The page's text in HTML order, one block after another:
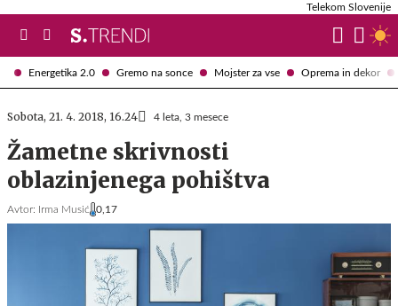
Energetika 2.0 Gremo na sonce Mojster za vse Oprema in dekor
Telekom Slovenije
Sobota, 21. 4. 2018, 16.24 4 leta, 3 mesece
Žametne skrivnosti
oblazinjenega pohištva
Avtor: Irma Musić 0,17